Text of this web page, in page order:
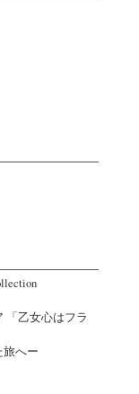
「乙女心はフラ
へー